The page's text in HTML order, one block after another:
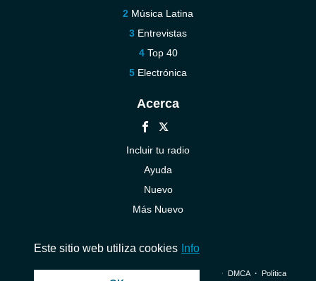
Música Latina
Entrevistas
Top 40
Electrónica
Acerca
Incluir tu radio
Ayuda
Nuevo
Más Nuevo
© 2026 InstantAudio. Reservados todos los derechos. ・ DMCA・ Política
Este sitio web utiliza cookies Info